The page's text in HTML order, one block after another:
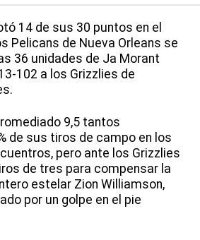
14 de sus 30 puntos en el
Pelicans de Nueva Orleans se
36 unidades de Ja Morant
102 a los Grizzlies de
9,5 tantos
de sus tiros de campo en los
pero ante los Grizzlies
de tres para compensar la
estelar Zion Williamson,
por un golpe en el pie